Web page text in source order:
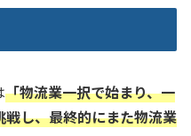
「物流業一択で始まり、一
し、最終的にまた物流業